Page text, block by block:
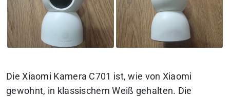
Die Xiaomi Kamera C701 ist, wie von Xiaomi
gewohnt, in klassischem Weiß gehalten. Die